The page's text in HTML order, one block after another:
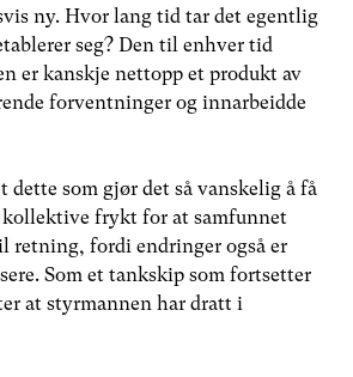
ny. Hvor lang tid tar det egentlig
seg? Den til enhver tid
er kanskje nettopp et produkt av
forventninger og innarbeidde
dette som gjør det så vanskelig å få
frykt for at samfunnet
retning, fordi endringer også er
Som et tankskip som fortsetter
at styrmannen har dratt i